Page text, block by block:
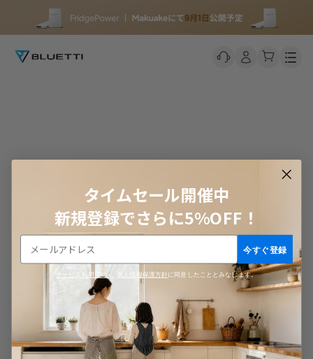
タイムセール開催中
新規登録でさらに5%OFF！
今すぐ登録
サービス利用規約 と個人情報保護方針 に同意したこととみなします。